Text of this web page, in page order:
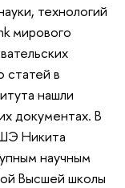
технологий
мирового
статей в
нашли
документах. В
Никита
научным
Высшей школы